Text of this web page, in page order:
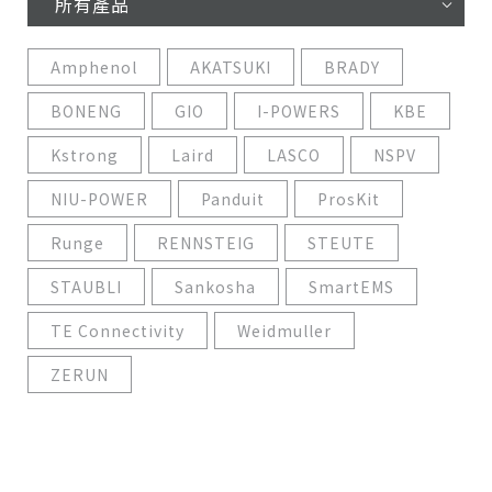
Amphenol AKATSUKI
BRADY
BONENG
GIO I-POWERS
KBE
Kstrong
Laird LASCO
NSPV
NIU-POWER
Panduit
ProsKit
Runge
RENNSTEIG
STEUTE
STAUBLI
Sankosha
SmartEMS
TE Connectivity
Weidmuller
ZERUN